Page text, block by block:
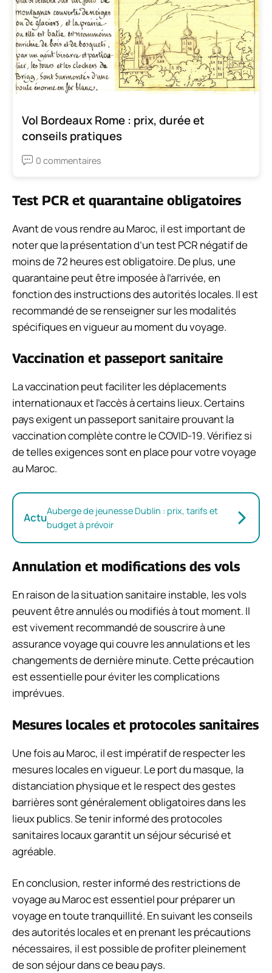
Vol Bordeaux Rome : prix, durée et
conseils pratiques
0 commentaires
Test PCR et quarantaine obligatoires
Avant de vous rendre au Maroc, il est important de
noter que la présentation d’un test PCR négatif de
moins de 72 heures est obligatoire. De plus, une
quarantaine peut être imposée à l’arrivée, en
fonction des instructions des autorités locales. Il est
recommandé de se renseigner sur les modalités
spécifiques en vigueur au moment du voyage.
Vaccination et passeport sanitaire
La vaccination peut faciliter les déplacements
internationaux et l’accès à certains lieux. Certains
pays exigent un passeport sanitaire prouvant la
vaccination complète contre le COVID-19. Vérifiez si
de telles exigences sont en place pour votre voyage
au Maroc.
ActuAuberge de jeunesse Dublin : prix, tarifs et
budget à prévoir
Annulation et modifications des vols
En raison de la situation sanitaire instable, les vols
peuvent être annulés ou modifiés à tout moment. Il
est vivement recommandé de souscrire à une
assurance voyage qui couvre les annulations et les
changements de dernière minute. Cette précaution
est essentielle pour éviter les complications
imprévues.
Mesures locales et protocoles sanitaires
Une fois au Maroc, il est impératif de respecter les
mesures locales en vigueur. Le port du masque, la
distanciation physique et le respect des gestes
barrières sont généralement obligatoires dans les
lieux publics. Se tenir informé des protocoles
sanitaires locaux garantit un séjour sécurisé et
agréable.
En conclusion, rester informé des restrictions de
voyage au Maroc est essentiel pour préparer un
voyage en toute tranquillité. En suivant les conseils
des autorités locales et en prenant les précautions
nécessaires, il est possible de profiter pleinement
de son séjour dans ce beau pays.